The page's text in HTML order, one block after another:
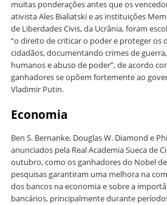
muitas ponderações antes que os
ativista Ales Bialiatski e as instituições
de Liberdades Civis, da Ucrânia, foram
“o direito de criticar o poder e proteger os
cidadãos, documentando crimes de
humanos e abuso de poder”, de acordo
ganhadores se opõem fortemente ao
Vladimir Putin.
Economia
Ben S. Bernanke, Douglas W. Diamond e
anunciados pela Real Academia Sueca de
outubro, como os ganhadores do Nobel
pesquisas garantiram uma melhora na
dos bancos na economia e sobre a
bancários, principalmente durante